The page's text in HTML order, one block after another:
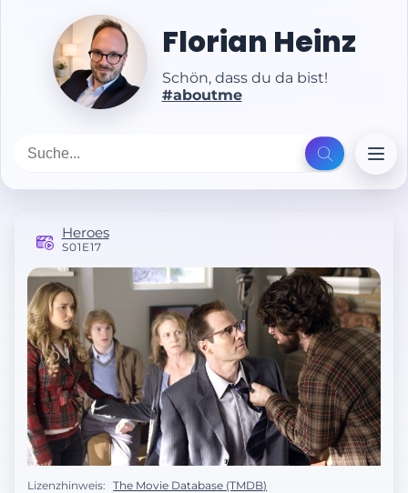
Florian Heinz
Schön, dass du da bist!
#aboutme
Heroes
S01E17
Lizenzhinweis: The Movie Database (TMDB)